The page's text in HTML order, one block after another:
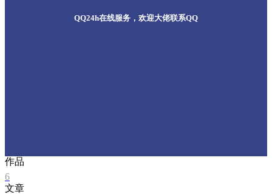
QQ24h在线服务，欢迎大佬联系QQ
作品
6
文章